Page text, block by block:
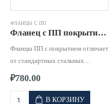
ФЛАНЦЫ С ПП
Фланец с ПП покрытием д. 0063 PN16
Фланцы ПП с покрытием отличает
от стандартных стальных
фланцев, высокая стойкость к
агрессивных сред.
₽780.00
В КОРЗИНУ